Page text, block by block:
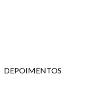
DEPOIMENTOS